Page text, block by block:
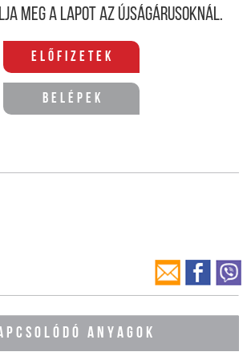
meg a lapot az újságárusoknál.
Előfizetek
Belépek
ANYAGOK